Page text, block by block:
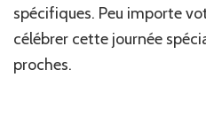
spécifiques. Peu importe
célébrer cette journée
proches.